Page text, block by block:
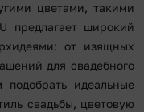
цветами, такими
предлагает широкий
от изящных
для свадебного
идеальные
свадьбы, цветовую